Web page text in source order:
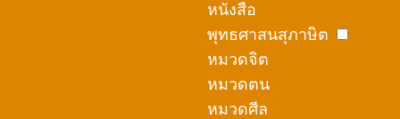
หนังสือ
พุทธศาสนสุภาษิต
หมวดจิต
หมวดตน
หมวดศีล